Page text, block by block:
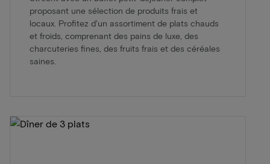
proposant une sélection de produits frais et
locaux. Profitez d'un assortiment de plats chauds
et froids, comprenant des pains de luxe, des
charcuteries fines, des fruits frais et des céréales
saines.